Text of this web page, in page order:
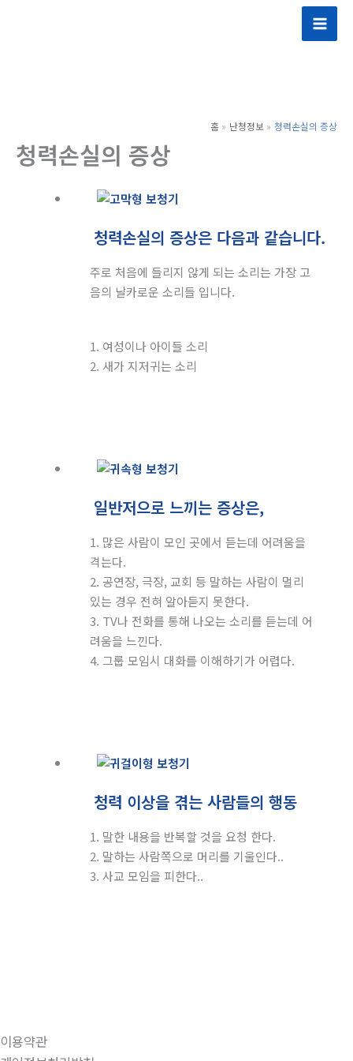
홈 난청정보 청력손실의 증상
청력손실의 증상
청력손실의 증상은 다음과 같습니다.
주로 처음에 들리지 않게 되는 소리는 가장 고
음의 날카로운 소리들 입니다.
1. 여성이나 아이들 소리
2. 새가 지저귀는 소리
일반저으로 느끼는 증상은,
1. 많은 사람이 모인 곳에서 듣는데 어려움을
격는다.
2. 공연장, 극장, 교회 등 말하는 사람이 멀리
있는 경우 전혀 알아듣지 못한다.
3. TV나 전화를 통해 나오는 소리를 듣는데 어
려움을 느낀다.
4. 그룹 모임시 대화를 이해하기가 어렵다.
청력 이상을 겪는 사람들의 행동
1. 말한 내용을 반복할 것을 요청 한다.
2. 말하는 사람쪽으로 머리를 기울인다..
3. 사교 모임을 피한다..
이용약관